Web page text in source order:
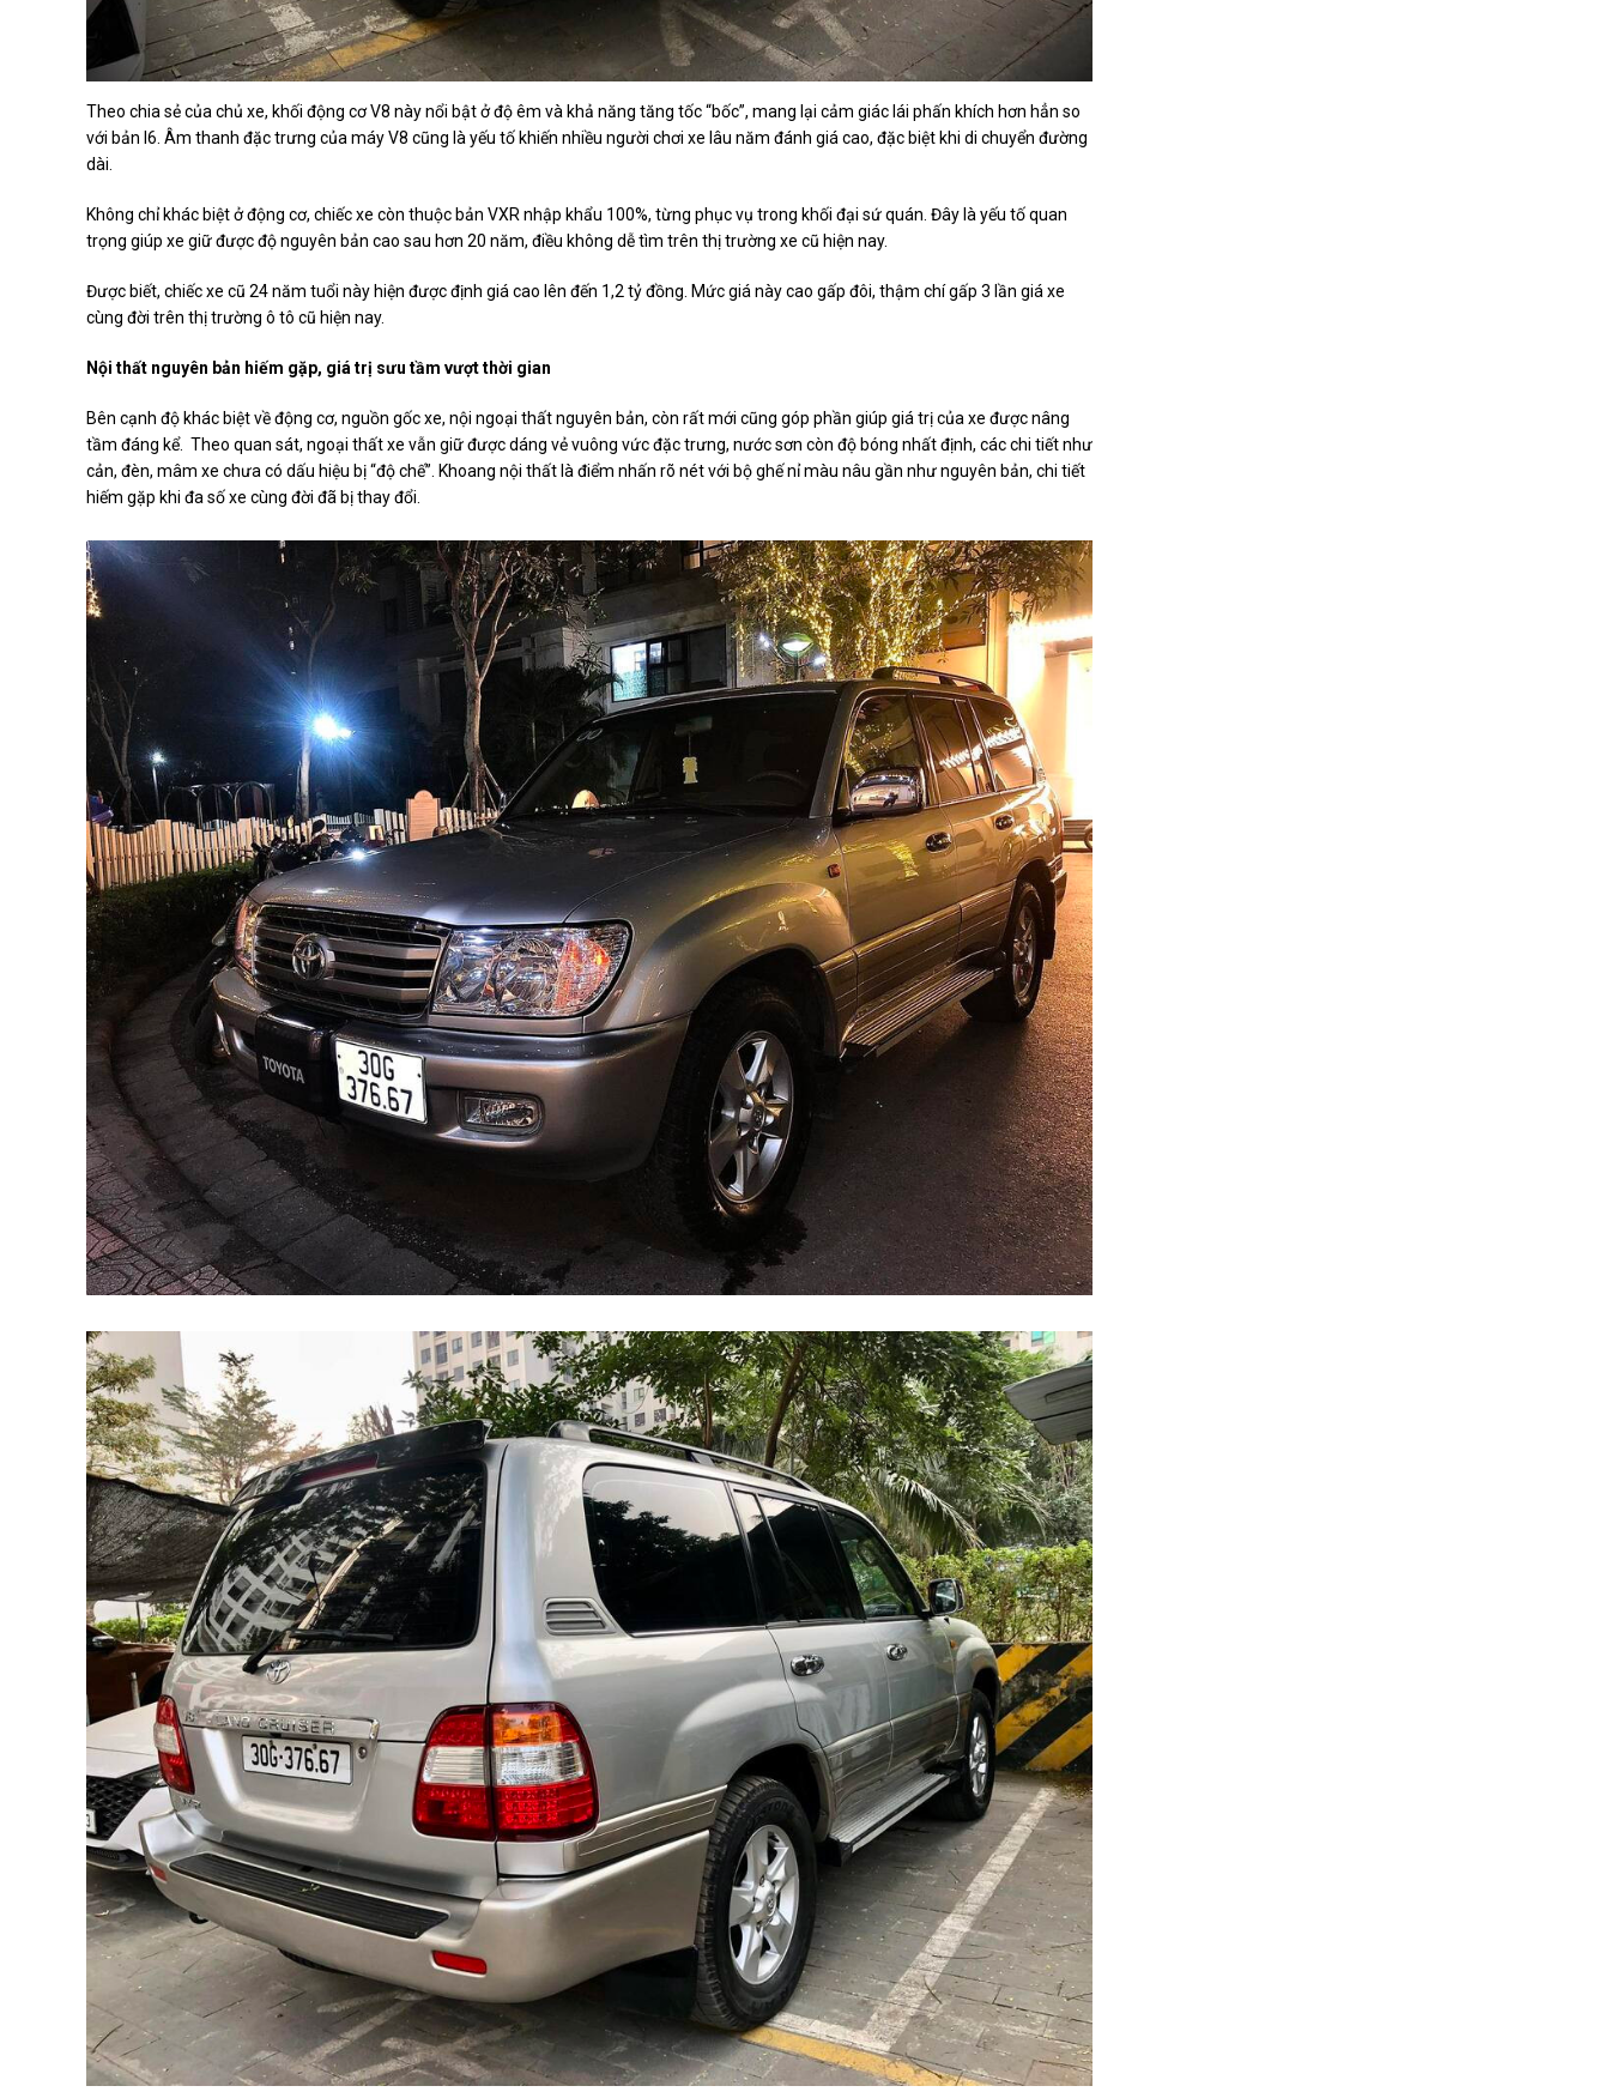
Theo chia sẻ của chủ xe, khối động cơ V8 này nổi bật ở độ êm và khả năng tăng tốc “bốc”, mang lại cảm giác lái phấn khích hơn hẳn so
với bản I6. Âm thanh đặc trưng của máy V8 cũng là yếu tố khiến nhiều người chơi xe lâu năm đánh giá cao, đặc biệt khi di chuyển đường
dài.
Không chỉ khác biệt ở động cơ, chiếc xe còn thuộc bản VXR nhập khẩu 100%, từng phục vụ trong khối đại sứ quán. Đây là yếu tố quan
trọng giúp xe giữ được độ nguyên bản cao sau hơn 20 năm, điều không dễ tìm trên thị trường xe cũ hiện nay.
Được biết, chiếc xe cũ 24 năm tuổi này hiện được định giá cao lên đến 1,2 tỷ đồng. Mức giá này cao gấp đôi, thậm chí gấp 3 lần giá xe
cùng đời trên thị trường ô tô cũ hiện nay.
Nội thất nguyên bản hiếm gặp, giá trị sưu tầm vượt thời gian
Bên cạnh độ khác biệt về động cơ, nguồn gốc xe, nội ngoại thất nguyên bản, còn rất mới cũng góp phần giúp giá trị của xe được nâng
tầm đáng kể. Theo quan sát, ngoại thất xe vẫn giữ được dáng vẻ vuông vức đặc trưng, nước sơn còn độ bóng nhất định, các chi tiết như
cản, đèn, mâm xe chưa có dấu hiệu bị “độ chế”. Khoang nội thất là điểm nhấn rõ nét với bộ ghế nỉ màu nâu gần như nguyên bản, chi tiết
hiếm gặp khi đa số xe cùng đời đã bị thay đổi.